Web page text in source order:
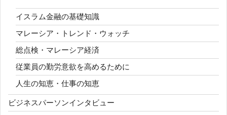
イスラム金融の基礎知識
マレーシア・トレンド・ウォッチ
総点検・マレーシア経済
従業員の勤労意欲を高めるために
人生の知恵・仕事の知恵
ビジネスパーソンインタビュー